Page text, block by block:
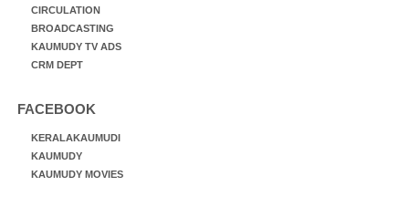
CIRCULATION
BROADCASTING
KAUMUDY TV ADS
CRM DEPT
FACEBOOK
KERALAKAUMUDI
KAUMUDY
KAUMUDY MOVIES